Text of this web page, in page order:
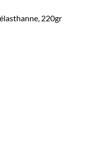
220gr